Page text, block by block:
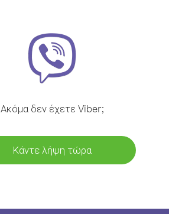
Ακόμα δεν έχετε Viber;
Κάντε λήψη τώρα